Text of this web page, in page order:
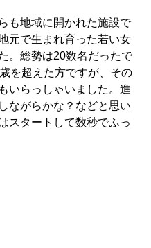
も地域に開かれた施設で
元で生まれ育った若い女
。総勢は20数名だったで
を超えた方ですが、その
いらっしゃいました。進
ながらかな？などと思い
スタートして数秒でふっ